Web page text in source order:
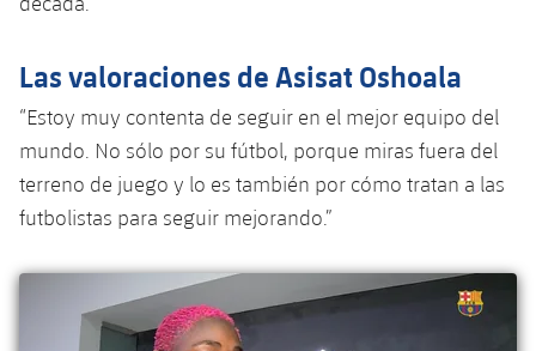
Palmarés
Historia
Alevín
plusicon
más
Actualidad
Calendario
Entradas
Clasificaciones
Barça Atlètic
plusicon
más
Actualidad
Calendario
Jugadores
Base
plusicon
más
Actualidad
Junior
Campus Verano
PLUSICON
MÁS
Información general
plusicon
más
Las valoraciones de Asisat Oshoala
“Estoy muy contenta de seguir en el mejor equipo del
mundo. No sólo por su fútbol, porque miras fuera del
terreno de juego y lo es también por cómo tratan a las
futbolistas para seguir mejorando.”